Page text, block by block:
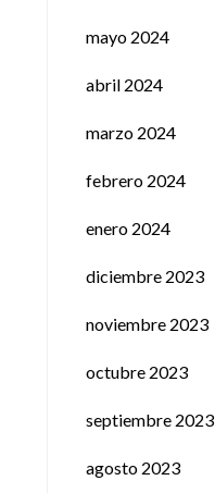
mayo 2024
abril 2024
marzo 2024
febrero 2024
enero 2024
diciembre 2023
noviembre 2023
octubre 2023
septiembre 2023
agosto 2023